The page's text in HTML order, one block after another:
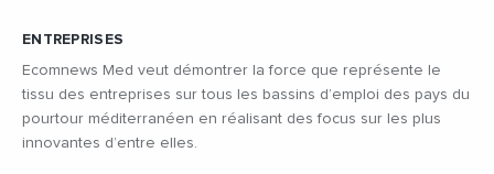
ENTREPRISES
Ecomnews Med veut démontrer la force que représente le
tissu des entreprises sur tous les bassins d’emploi des pays du
pourtour méditerranéen en réalisant des focus sur les plus
innovantes d’entre elles.